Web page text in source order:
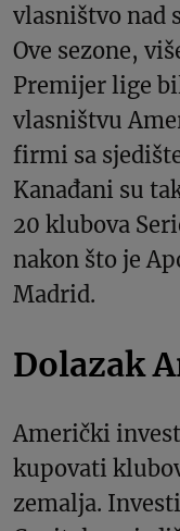
vlasništvo nad
Ove sezone,
Premijer lige
vlasništvu
firmi sa
Kanađani su
20 klubova
nakon što je
Madrid.
Dolazak
Američki
kupovati
zemalja.